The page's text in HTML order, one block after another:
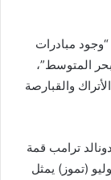
مبادرات
المتوسط”،
والقبارصة
ترامب قمة
(تموز) يمثل